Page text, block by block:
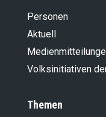
Personen
Aktuell
Volksinitiativen
Themen